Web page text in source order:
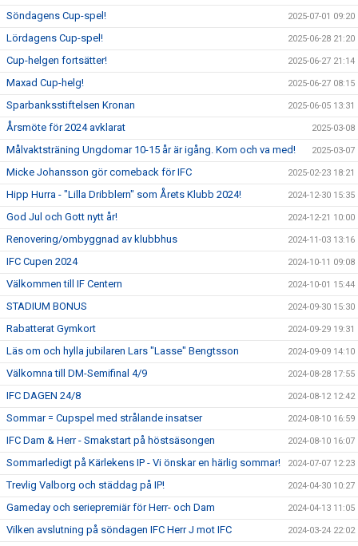
Söndagens Cup-spel! 2025-07-01 09:20
Lördagens Cup-spel! 2025-06-28 21:20
Cup-helgen fortsätter! 2025-06-27 21:14
Maxad Cup-helg! 2025-06-27 08:15
Sparbanksstiftelsen Kronan 2025-06-05 13:31
Årsmöte för 2024 avklarat 2025-03-08
Målvaktsträning Ungdomar 10-15 år är igång. Kom och va med! 2025-03-07
Micke Johansson gör comeback för IFC 2025-02-23 18:21
Hipp Hurra - "Lilla Dribblern" som Årets Klubb 2024! 2024-12-30 15:35
God Jul och Gott nytt år! 2024-12-21 10:00
Renovering/ombyggnad av klubbhus 2024-11-03 13:16
IFC Cupen 2024 2024-10-11 09:08
Välkommen till IF Centern 2024-10-01 15:44
STADIUM BONUS 2024-09-30 15:30
Rabatterat Gymkort 2024-09-29 19:31
Läs om och hylla jubilaren Lars "Lasse" Bengtsson 2024-09-09 14:10
Välkomna till DM-Semifinal 4/9 2024-08-28 17:55
IFC DAGEN 24/8 2024-08-12 12:42
Sommar = Cupspel med strålande insatser 2024-08-10 16:59
IFC Dam & Herr - Smakstart på höstsäsongen 2024-08-10 16:07
Sommarledigt på Kärlekens IP - Vi önskar en härlig sommar! 2024-07-07 12:23
Trevlig Valborg och städdag på IP! 2024-04-30 10:27
Gameday och seriepremiär för Herr- och Dam 2024-04-13 11:05
Vilken avslutning på söndagen IFC Herr J mot IFC 2024-03-24 22:02